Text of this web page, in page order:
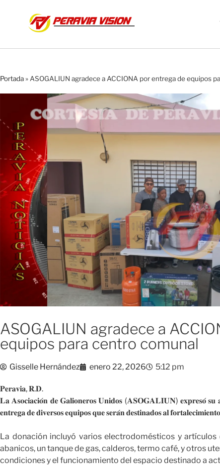
Portada»ASOGALIUN agradece a ACCIONA por entrega de equipos
ASOGALIUN agradece a
equipos para centro comunal
Gisselle Hernández enero 22, 2026 5:12 pm
𝐏𝐞𝐫𝐚𝐯𝐢𝐚, 𝐑.𝐃.
𝐋𝐚 𝐀𝐬𝐨𝐜𝐢𝐚𝐜𝐢𝐨́𝐧 𝐝𝐞 𝐆𝐚𝐥𝐢𝐨𝐧𝐞𝐫𝐨𝐬 𝐔𝐧𝐢𝐝𝐨𝐬 (𝐀𝐒𝐎𝐆𝐀𝐋𝐈𝐔𝐍) 𝐞𝐱𝐩𝐫𝐞𝐬𝐨́
𝐞𝐧𝐭𝐫𝐞𝐠𝐚 𝐝𝐞 𝐝𝐢𝐯𝐞𝐫𝐬𝐨𝐬 𝐞𝐪𝐮𝐢𝐩𝐨𝐬 𝐪𝐮𝐞 𝐬𝐞𝐫𝐚́𝐧 𝐝𝐞𝐬𝐭𝐢𝐧𝐚𝐝𝐨𝐬 𝐚𝐥
La donación incluyó varios electrodomésticos y
abanicos, un tanque de gas, calderos, termo café, y otros
condiciones y el funcionamiento del espacio destinado a